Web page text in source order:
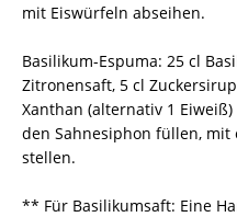
mit Eiswürfeln abseihen.
Basilikum-Espuma: 25 cl
Zitronensaft, 5 cl
Xanthan (alternativ 1
den Sahnesiphon füllen, mit
stellen.
** Für Basilikumsaft: Eine